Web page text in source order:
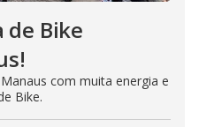
de Bike
com muita energia e
Bike.